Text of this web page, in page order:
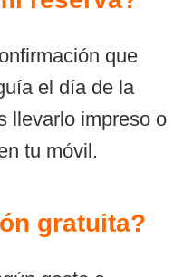
que
el día de la
llevarlo impreso o
tu móvil.
gratuita?